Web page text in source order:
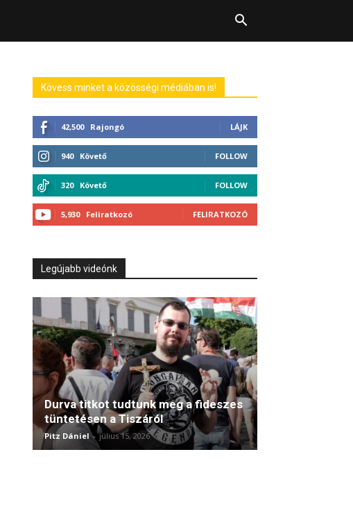
Kövess minket a közösségi médiában is!
42,500 Rajongó LÁJK
940 Követő FOLLOW
320 Követő FOLLOW
5,930 Feliratkozó FELIRATKOZÓ
Legújabb videónk
Durva titkot tudtunk meg a fideszes
tüntetésen a Tiszáról
Pitz Dániel - július 15, 2026